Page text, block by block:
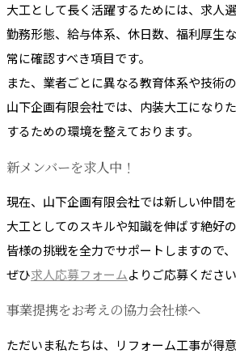
大工として長く活躍するためには、求人選
勤務形態、給与体系、休日数、福利厚生
常に確認すべき項目です。
また、業者ごとに異なる教育体系や技術
山下企画有限会社では、内装大工になり
するための環境を整えております。
新メンバーを求人中！
現在、山下企画有限会社では新しい仲間
大工としてのスキルや知識を伸ばす絶好の
皆様の挑戦を全力でサポートしますので
ぜひ求人応募フォームよりご応募ください
事業提携をお考えの協力会社様へ
ただいま私たちは、リフォーム工事が得